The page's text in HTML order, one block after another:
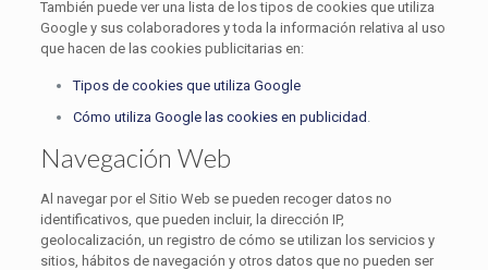
También puede ver una lista de los tipos de cookies que utiliza
Google y sus colaboradores y toda la información relativa al uso
que hacen de las cookies publicitarias en:
Tipos de cookies que utiliza Google
Cómo utiliza Google las cookies en publicidad .
Navegación Web
Al navegar por el Sitio Web se pueden recoger datos no
identificativos, que pueden incluir, la dirección IP,
geolocalización, un registro de cómo se utilizan los servicios y
sitios, hábitos de navegación y otros datos que no pueden ser